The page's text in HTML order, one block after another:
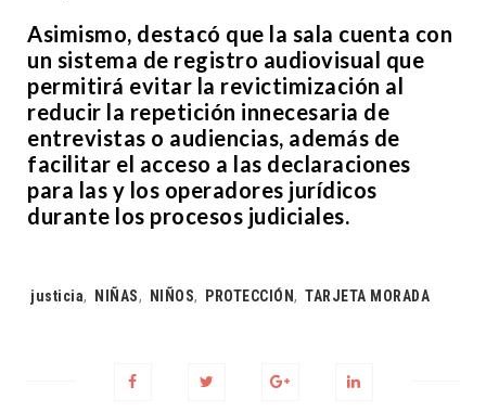
Asimismo, destacó que la sala cuenta con
un sistema de registro audiovisual que
permitirá evitar la revictimización al
reducir la repetición innecesaria de
entrevistas o audiencias, además de
facilitar el acceso a las declaraciones
para las y los operadores jurídicos
durante los procesos judiciales.
Tags:
justicia, NIÑAS, NIÑOS, PROTECCIÓN, TARJETA MORADA